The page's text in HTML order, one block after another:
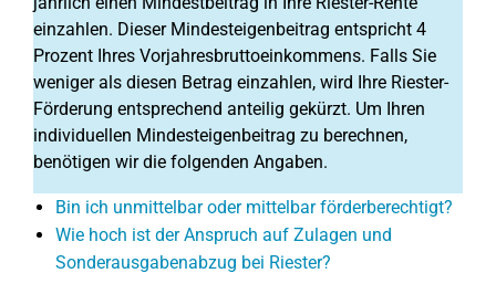
einzahlen. Dieser Mindesteigenbeitrag entspricht 4
Prozent Ihres Vorjahresbruttoeinkommens. Falls Sie
weniger als diesen Betrag einzahlen, wird Ihre Riester-
Förderung entsprechend anteilig gekürzt. Um Ihren
individuellen Mindesteigenbeitrag zu berechnen,
benötigen wir die folgenden Angaben.
Bin ich unmittelbar oder mittelbar förderberechtigt?
Wie hoch ist der Anspruch auf Zulagen und
Sonderausgabenabzug bei Riester?